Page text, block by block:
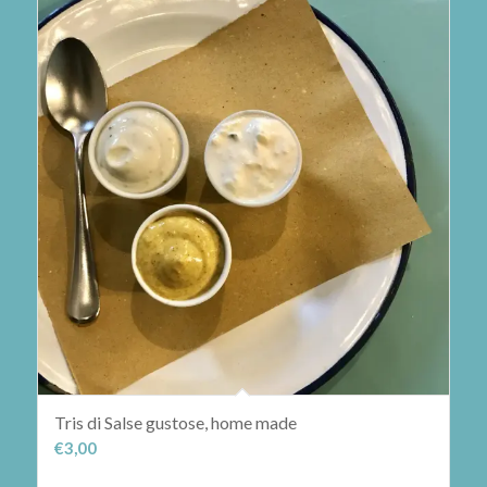
Tris di Salse gustose, home made
€3,00